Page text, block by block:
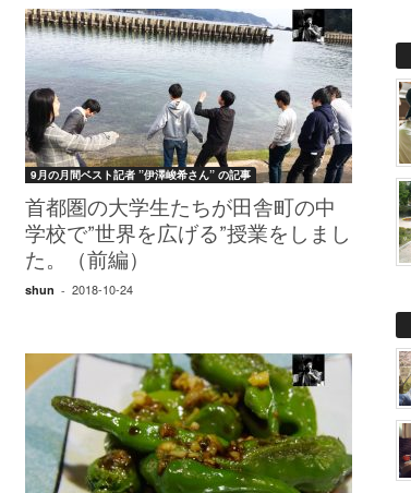
9月の月間ベスト記者 ”伊澤峻希さん” の記事
首都圏の大学生たちが田舎町の中
学校で”世界を広げる”授業をしまし
た。（前編）
shun - 2018-10-24